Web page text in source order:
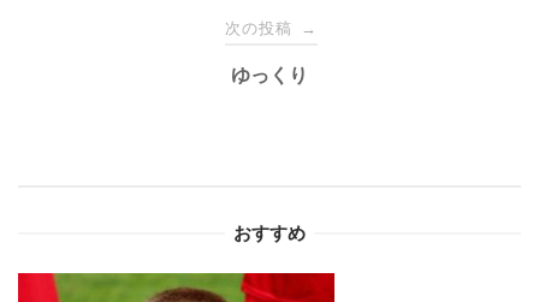
シ
次の投稿 →
ゆっくり
おすすめ